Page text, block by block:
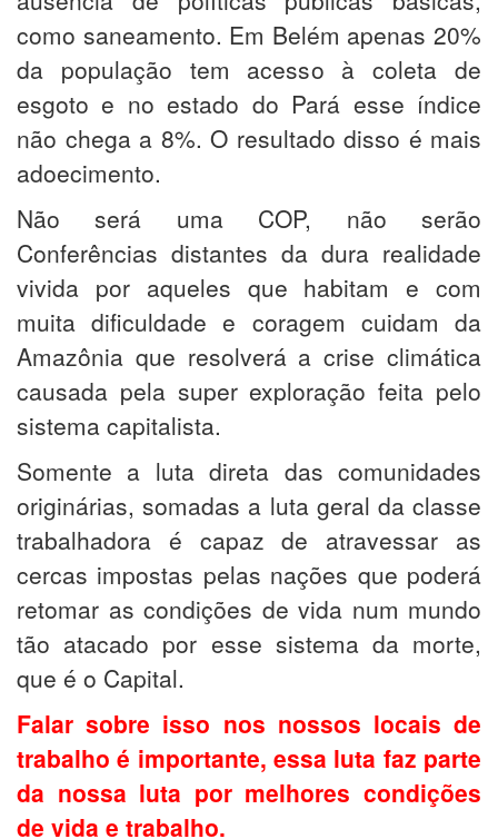
como saneamento. Em Belém apenas 20%
da população tem acesso à coleta de
esgoto e no estado do Pará esse índice
não chega a 8%. O resultado disso é mais
adoecimento.
Não será uma COP, não serão
Conferências distantes da dura realidade
vivida por aqueles que habitam e com
muita dificuldade e coragem cuidam da
Amazônia que resolverá a crise climática
causada pela super exploração feita pelo
sistema capitalista.
Somente a luta direta das comunidades
originárias, somadas a luta geral da classe
trabalhadora é capaz de atravessar as
cercas impostas pelas nações que poderá
retomar as condições de vida num mundo
tão atacado por esse sistema da morte,
que é o Capital.
Falar sobre isso nos nossos locais de
trabalho é importante, essa luta faz parte
da nossa luta por melhores condições
de vida e trabalho.